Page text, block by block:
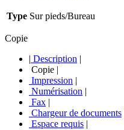
Type Sur pieds/Bureau
Copie
| Description |
Copie |
Impression |
Numérisation |
Fax |
Chargeur de documents
Espace requis |